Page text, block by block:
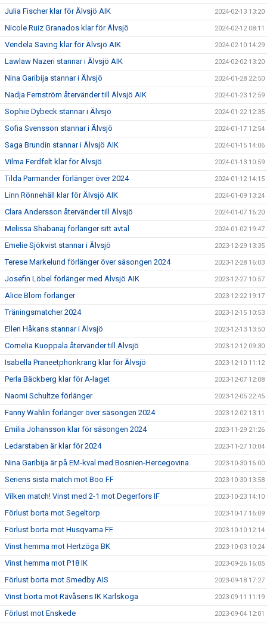
Julia Fischer klar för Älvsjö AIK 2024-02-13 13:20
Nicole Ruiz Granados klar för Älvsjö 2024-02-12 08:11
Vendela Saving klar för Älvsjö AIK 2024-02-10 14:29
Lawlaw Nazeri stannar i Älvsjö AIK 2024-02-02 13:20
Nina Garibija stannar i Älvsjö 2024-01-28 22:50
Nadja Fernström återvänder till Älvsjö AIK 2024-01-23 12:59
Sophie Dybeck stannar i Älvsjö 2024-01-22 12:35
Sofia Svensson stannar i Älvsjö 2024-01-17 12:54
Saga Brundin stannar i Älvsjö AIK 2024-01-15 14:06
Vilma Ferdfelt klar för Älvsjö 2024-01-13 10:59
Tilda Parmander förlänger över 2024 2024-01-12 14:15
Linn Rönnehäll klar för Älvsjö AIK 2024-01-09 13:24
Clara Andersson återvänder till Älvsjö 2024-01-07 16:20
Melissa Shabanaj förlänger sitt avtal 2024-01-02 19:47
Emelie Sjökvist stannar i Älvsjö 2023-12-29 13:35
Terese Markelund förlänger över säsongen 2024 2023-12-28 16:03
Josefin Löbel förlänger med Älvsjö AIK 2023-12-27 10:57
Alice Blom förlänger 2023-12-22 19:17
Träningsmatcher 2024 2023-12-15 10:53
Ellen Håkans stannar i Älvsjö 2023-12-13 13:50
Cornelia Kuoppala återvänder till Älvsjö 2023-12-12 09:30
Isabella Praneetphonkrang klar för Älvsjö 2023-12-10 11:12
Perla Bäckberg klar för A-laget 2023-12-07 12:08
Naomi Schultze förlänger 2023-12-05 22:45
Fanny Wahlin förlänger över säsongen 2024 2023-12-02 13:11
Emilia Johansson klar för säsongen 2024 2023-11-29 21:26
Ledarstaben är klar för 2024 2023-11-27 10:04
Nina Garibija är på EM-kval med Bosnien-Hercegovina. 2023-10-30 16:00
Seriens sista match mot Boo FF 2023-10-30 13:58
Vilken match! Vinst med 2-1 mot Degerfors IF 2023-10-23 14:10
Förlust borta mot Segeltorp 2023-10-17 16:09
Förlust borta mot Husqvarna FF 2023-10-10 12:14
Vinst hemma mot Hertzöga BK 2023-10-03 10:24
Vinst hemma mot P18 IK 2023-09-26 16:05
Förlust borta mot Smedby AIS 2023-09-18 17:27
Vinst borta mot Rävåsens IK Karlskoga 2023-09-11 11:19
Förlust mot Enskede 2023-09-04 12:01